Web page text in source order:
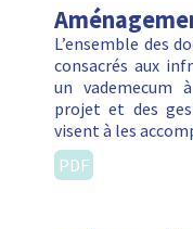
L’ensemble des
consacrés aux
un vademecum
projet et des
visent à les
PDF